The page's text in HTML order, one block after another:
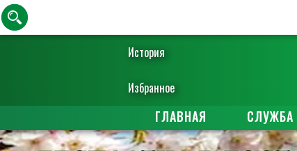
История
Избранное
ГЛАВНАЯ СЛУЖБА